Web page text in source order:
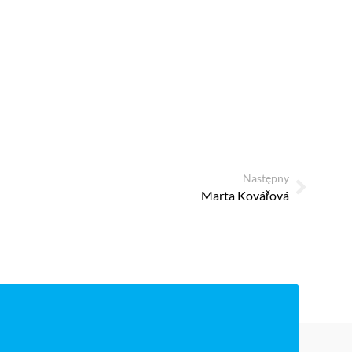
Następny
Marta Kovářová